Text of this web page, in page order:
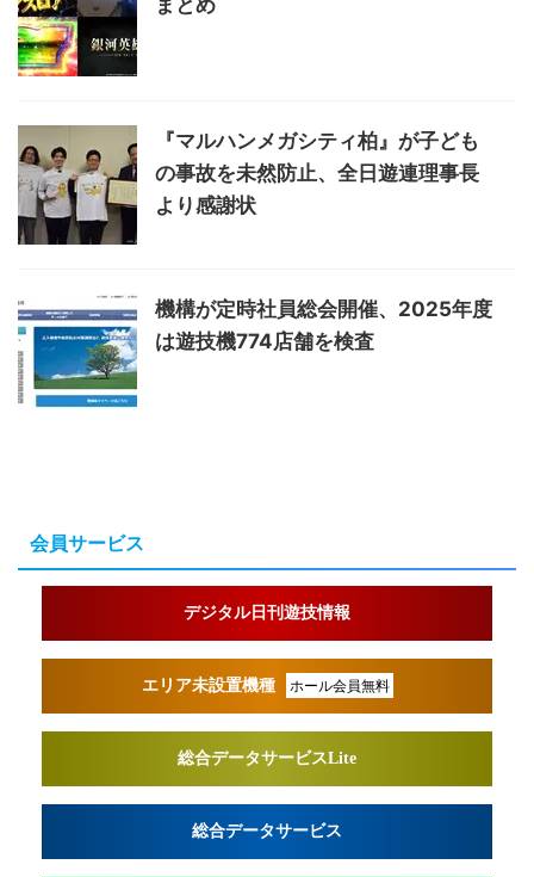
『マルハンメガシティ柏』が子ども
の事故を未然防止、全日遊連理事長
より感謝状
機構が定時社員総会開催、2025年度
は遊技機774店舗を検査
会員サービス
デジタル日刊遊技情報
エリア未設置機種 ホール会員無料
総合データサービスLite
総合データサービス